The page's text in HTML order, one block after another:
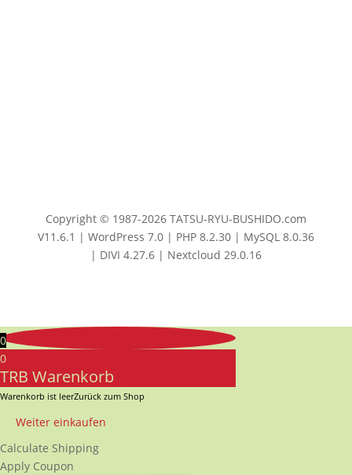
Copyright © 1987-2026 TATSU-RYU-BUSHIDO.com
V11.6.1 | WordPress 7.0 | PHP 8.2.30 | MySQL 8.0.36
| DIVI 4.27.6 | Nextcloud 29.0.16
0
0
TRB Warenkorb
Warenkorb ist leerZurück zum Shop
Weiter einkaufen
Calculate Shipping
Apply Coupon